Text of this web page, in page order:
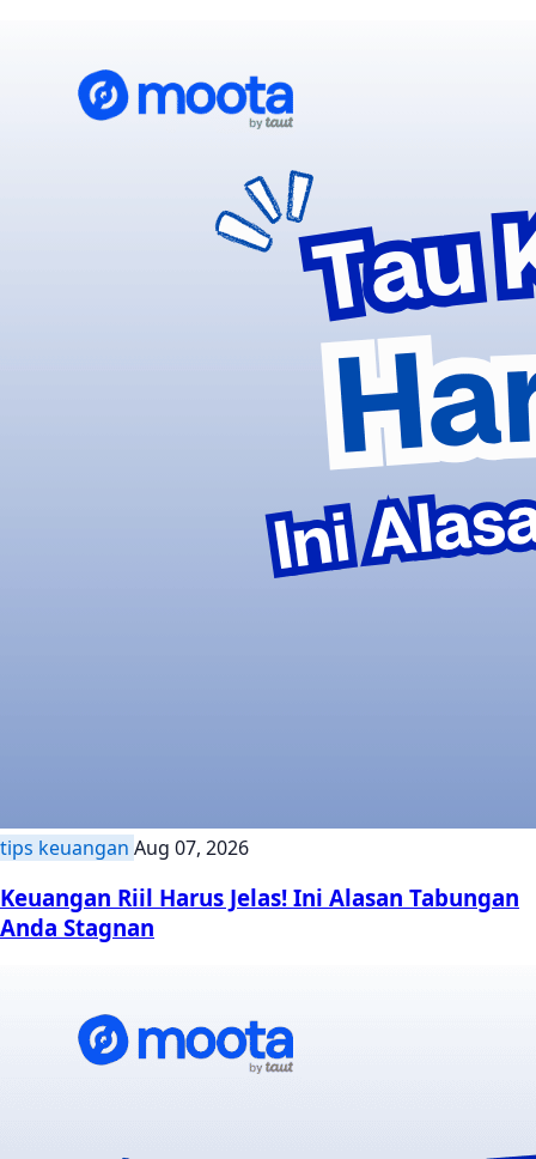
tips keuangan Aug 07, 2026
Keuangan Riil Harus Jelas! Ini Alasan Tabungan
Anda Stagnan